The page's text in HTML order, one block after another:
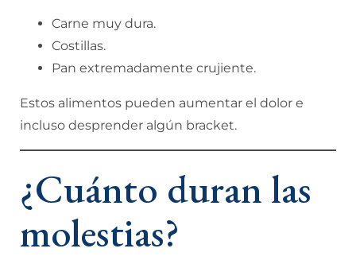
Carne muy dura.
Costillas.
Pan extremadamente crujiente.
Estos alimentos pueden aumentar el dolor e
incluso desprender algún bracket.
¿Cuánto duran las
molestias?